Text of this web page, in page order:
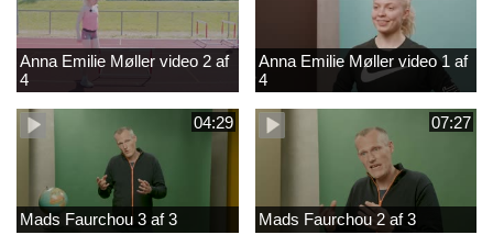
Anna Emilie Møller video 2 af
4
Anna Emilie Møller video 1 af
4
04:29
Mads Faurchou 3 af 3
07:27
Mads Faurchou 2 af 3